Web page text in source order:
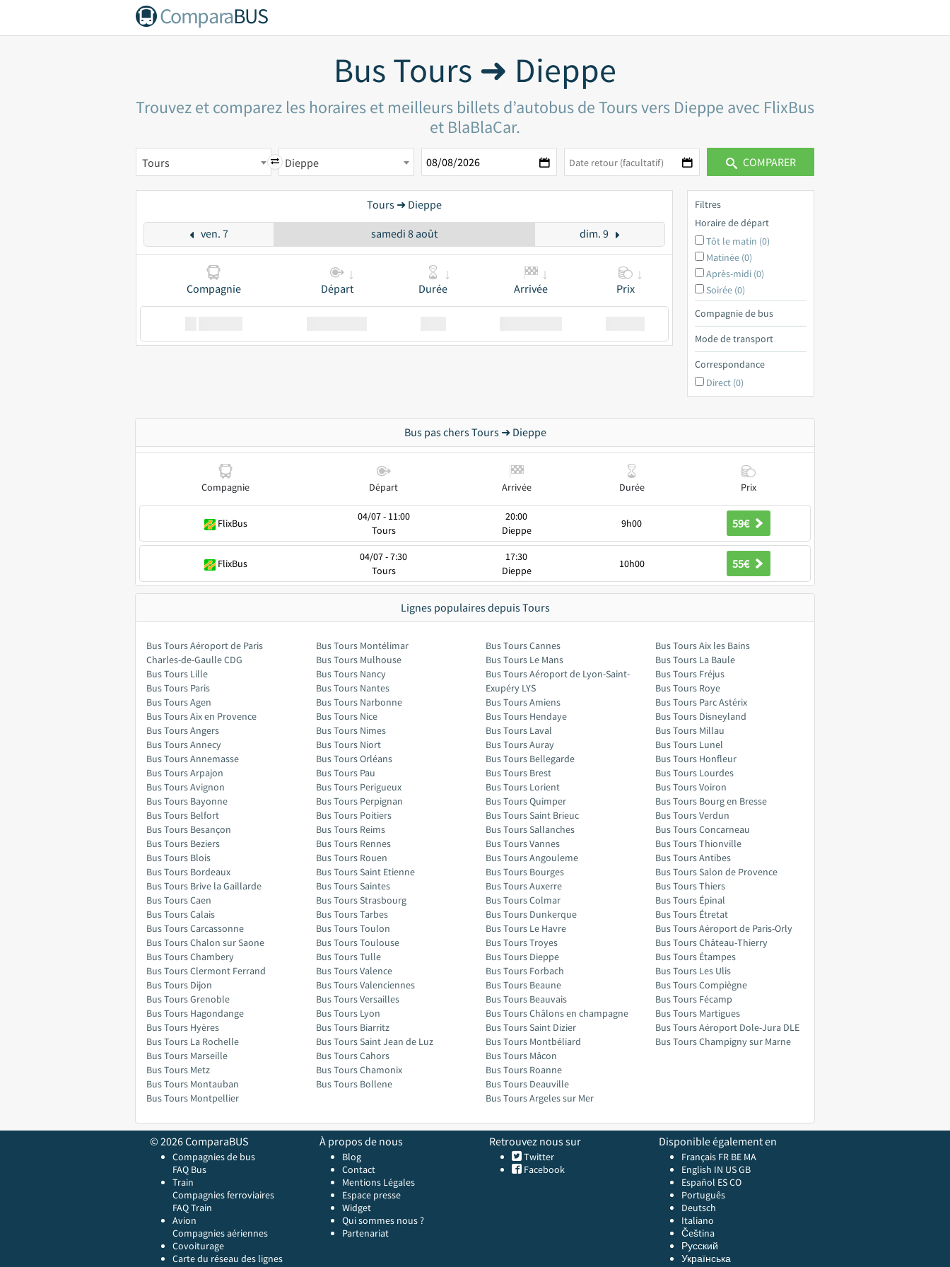
ComparaBUS
Bus Tours ➜ Dieppe
Trouvez et comparez les horaires et meilleurs billets d’autobus de Tours vers Dieppe avec FlixBus
et BlaBlaCar.
Tours Dieppe COMPARER
Tours ➜ Dieppe
ven. 7 samedi 8 août dim. 9
Compagnie Départ Durée Arrivée Prix
Filtres
Horaire de départ
Tôt le matin (0)
Matinée (0)
Après-midi (0)
Soirée (0)
Compagnie de bus
Mode de transport
Correspondance
Direct (0)
Bus pas chers Tours ➜ Dieppe
Compagnie Départ Arrivée Durée Prix
FlixBus
04/07 - 11:00
Tours
20:00
Dieppe
9h00 59€
FlixBus
04/07 - 7:30
Tours
17:30
Dieppe
10h00 55€
Lignes populaires depuis Tours
Bus Tours Aéroport de Paris
Charles-de-Gaulle CDG
Bus Tours Lille
Bus Tours Paris
Bus Tours Agen
Bus Tours Aix en Provence
Bus Tours Angers
Bus Tours Annecy
Bus Tours Annemasse
Bus Tours Arpajon
Bus Tours Avignon
Bus Tours Bayonne
Bus Tours Belfort
Bus Tours Besançon
Bus Tours Beziers
Bus Tours Blois
Bus Tours Bordeaux
Bus Tours Brive la Gaillarde
Bus Tours Caen
Bus Tours Calais
Bus Tours Carcassonne
Bus Tours Chalon sur Saone
Bus Tours Chambery
Bus Tours Clermont Ferrand
Bus Tours Dijon
Bus Tours Grenoble
Bus Tours Hagondange
Bus Tours Hyères
Bus Tours La Rochelle
Bus Tours Marseille
Bus Tours Metz
Bus Tours Montauban
Bus Tours Montpellier
Bus Tours Montélimar
Bus Tours Mulhouse
Bus Tours Nancy
Bus Tours Nantes
Bus Tours Narbonne
Bus Tours Nice
Bus Tours Nimes
Bus Tours Niort
Bus Tours Orléans
Bus Tours Pau
Bus Tours Perigueux
Bus Tours Perpignan
Bus Tours Poitiers
Bus Tours Reims
Bus Tours Rennes
Bus Tours Rouen
Bus Tours Saint Etienne
Bus Tours Saintes
Bus Tours Strasbourg
Bus Tours Tarbes
Bus Tours Toulon
Bus Tours Toulouse
Bus Tours Tulle
Bus Tours Valence
Bus Tours Valenciennes
Bus Tours Versailles
Bus Tours Lyon
Bus Tours Biarritz
Bus Tours Saint Jean de Luz
Bus Tours Cahors
Bus Tours Chamonix
Bus Tours Bollene
Bus Tours Cannes
Bus Tours Le Mans
Bus Tours Aéroport de Lyon-Saint-
Exupéry LYS
Bus Tours Amiens
Bus Tours Hendaye
Bus Tours Laval
Bus Tours Auray
Bus Tours Bellegarde
Bus Tours Brest
Bus Tours Lorient
Bus Tours Quimper
Bus Tours Saint Brieuc
Bus Tours Sallanches
Bus Tours Vannes
Bus Tours Angouleme
Bus Tours Bourges
Bus Tours Auxerre
Bus Tours Colmar
Bus Tours Dunkerque
Bus Tours Le Havre
Bus Tours Troyes
Bus Tours Dieppe
Bus Tours Forbach
Bus Tours Beaune
Bus Tours Beauvais
Bus Tours Châlons en champagne
Bus Tours Saint Dizier
Bus Tours Montbéliard
Bus Tours Mâcon
Bus Tours Roanne
Bus Tours Deauville
Bus Tours Argeles sur Mer
Bus Tours Aix les Bains
Bus Tours La Baule
Bus Tours Fréjus
Bus Tours Roye
Bus Tours Parc Astérix
Bus Tours Disneyland
Bus Tours Millau
Bus Tours Lunel
Bus Tours Honfleur
Bus Tours Lourdes
Bus Tours Voiron
Bus Tours Bourg en Bresse
Bus Tours Verdun
Bus Tours Concarneau
Bus Tours Thionville
Bus Tours Antibes
Bus Tours Salon de Provence
Bus Tours Thiers
Bus Tours Épinal
Bus Tours Étretat
Bus Tours Aéroport de Paris-Orly
Bus Tours Château-Thierry
Bus Tours Étampes
Bus Tours Les Ulis
Bus Tours Compiègne
Bus Tours Fécamp
Bus Tours Martigues
Bus Tours Aéroport Dole-Jura DLE
Bus Tours Champigny sur Marne
© 2026 ComparaBUS
Compagnies de bus
FAQ Bus
Train
Compagnies ferroviaires
FAQ Train
Avion
Compagnies aériennes
Covoiturage
Carte du réseau des lignes
À propos de nous
Blog
Contact
Mentions Légales
Espace presse
Widget
Qui sommes nous ?
Partenariat
Retrouvez nous sur
Twitter
Facebook
Disponible également en
Français FR BE MA
English IN USGB
Español ESCO
Português
Deutsch
Italiano
Čeština
Русский
Українська